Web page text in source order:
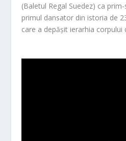
(Baletul Regal Suedez) ca
primul dansator din istoria de
care a depășit ierarhia corpului